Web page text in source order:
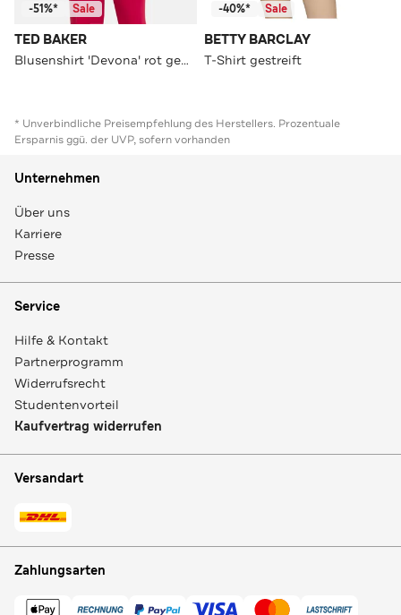
-51%* Sale
TED BAKER
Blusenshirt 'Devona' rot gemustert
-40%* Sale
BETTY BARCLAY
T-Shirt gestreift
* Unverbindliche Preisempfehlung des Herstellers. Prozentuale
Ersparnis ggü. der UVP, sofern vorhanden
Unternehmen
Über uns
Karriere
Presse
Service
Hilfe & Kontakt
Partnerprogramm
Widerrufsrecht
Studentenvorteil
Kaufvertrag widerrufen
Versandart
Zahlungsarten